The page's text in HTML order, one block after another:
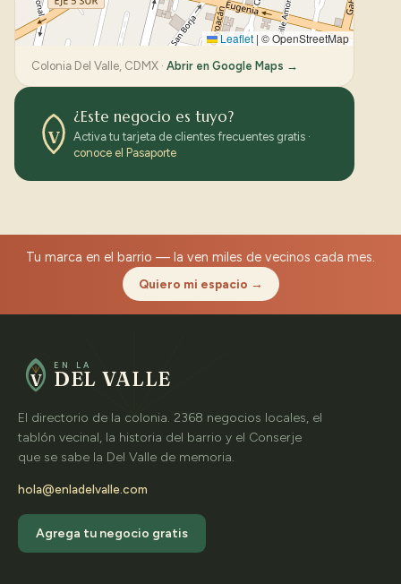
Leaflet | © OpenStreetMap
Colonia Del Valle, CDMX · Abrir en Google Maps →
V
¿Este negocio es tuyo?
Activa tu tarjeta de clientes frecuentes gratis ·
conoce el Pasaporte
Tu marca en el barrio — la ven miles de vecinos cada mes.
Quiero mi espacio →
V
EN LA
DEL VALLE
El directorio de la colonia. 2368 negocios locales, el
tablón vecinal, la historia del barrio y el Conserje
que se sabe la Del Valle de memoria.
hola@enladelvalle.com
Agrega tu negocio gratis